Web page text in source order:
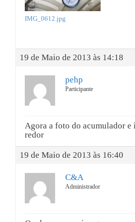
IMG_0612.jpg
19 de Maio de 2013 às 14:18
pehp
Participante
Agora a foto do acumulador e
redor
19 de Maio de 2013 às 16:40
C&A
Administrador